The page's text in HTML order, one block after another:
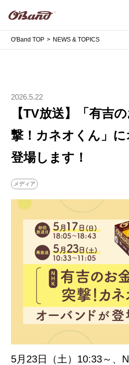
O'Band TOP NEWS & TOPICS
2026.5.22
【TV放送】「有吉
撃！カネオくん」
登場します！
メディア
5月23日（土）10:33～、